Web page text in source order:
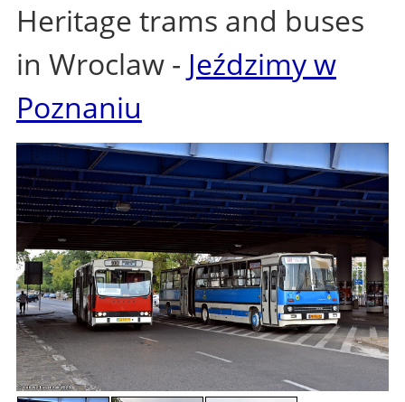
Heritage trams and buses
in Wroclaw - Jeździmy w
Poznaniu